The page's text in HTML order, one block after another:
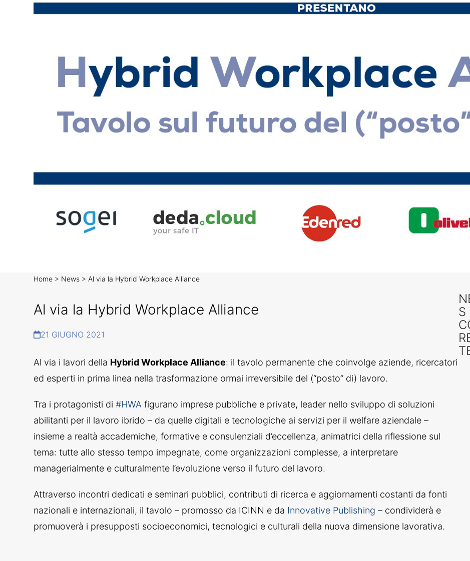
Home > News > Al via la Hybrid Workplace Alliance
Al via la Hybrid Workplace Alliance
21 GIUGNO 2021
Al via i lavori della Hybrid Workplace Alliance: il tavolo permanente che coinvolge aziende, ricercatori
ed esperti in prima linea nella trasformazione ormai irreversibile del (“posto” di) lavoro.
Tra i protagonisti di#HWA figurano imprese pubbliche e private, leader nello sviluppo di soluzioni
abilitanti per il lavoro ibrido – da quelle digitali e tecnologiche ai servizi per il welfare aziendale –
insieme a realtà accademiche, formative e consulenziali d’eccellenza, animatrici della riflessione sul
tema: tutte allo stesso tempo impegnate, come organizzazioni complesse, a interpretare
managerialmente e culturalmente l’evoluzione verso il futuro del lavoro.
Attraverso incontri dedicati e seminari pubblici, contributi di ricerca e aggiornamenti costanti da fonti
nazionali e internazionali, il tavolo – promosso da ICINN e da Innovative Publishing – condividerà e
promuoverà i presupposti socioeconomici, tecnologici e culturali della nuova dimensione lavorativa.
S